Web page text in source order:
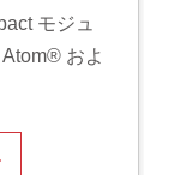
モジュ
およ